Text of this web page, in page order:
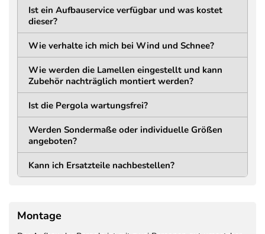
160 mm (168 mm inkl.
Abdeckung) mm
160 mm (168 mm inkl.
Abdeckung) mm
STÄRKE
11 mm
LOCHABSTAND
134 mm
Trägerkonstruktion
Aluminium
75 mm
Lamellen
Ist ein Aufbauservice verfügbar und was kostet
dieser?
Wie verhalte ich mich bei Wind und Schnee?
Wie werden die Lamellen eingestellt und kann
Zubehör nachträglich montiert werden?
Ist die Pergola wartungsfrei?
Werden Sondermaße oder individuelle Größen
angeboten?
Kann ich Ersatzteile nachbestellen?
Montage